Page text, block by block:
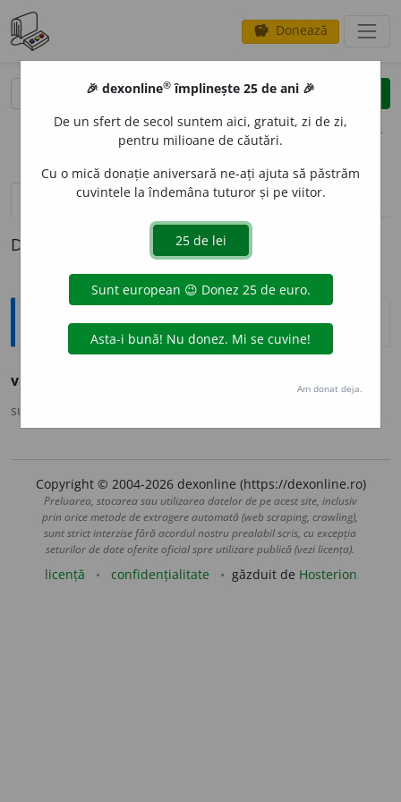
savings Donează
clear
opțiuni
definiții (1)
Definiția cu ID-ul 1250057:
Explicative DEX
vavilon
sursa:
Copyright © 2004-2026 dexonline (https://dexonline.ro)
Preluarea, stocarea sau utilizarea datelor de pe acest site, inclusiv
prin orice metode de extragere automată (web scraping, crawling),
sunt strict interzise fără acordul nostru prealabil scris, cu excepția
seturilor de date oferite oficial spre utilizare publică (vezi licența).
licență confidențialitate găzduit de Hosterion
🎉 dexonline® împlinește 25 de ani 🎉
De un sfert de secol suntem aici, gratuit, zi de zi,
pentru milioane de căutări.
Cu o mică donație aniversară ne-ați ajuta să păstrăm
cuvintele la îndemâna tuturor și pe viitor.
Am donat deja.